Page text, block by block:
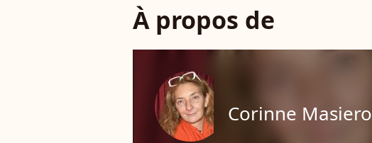
À propos de
Corinne Masiero